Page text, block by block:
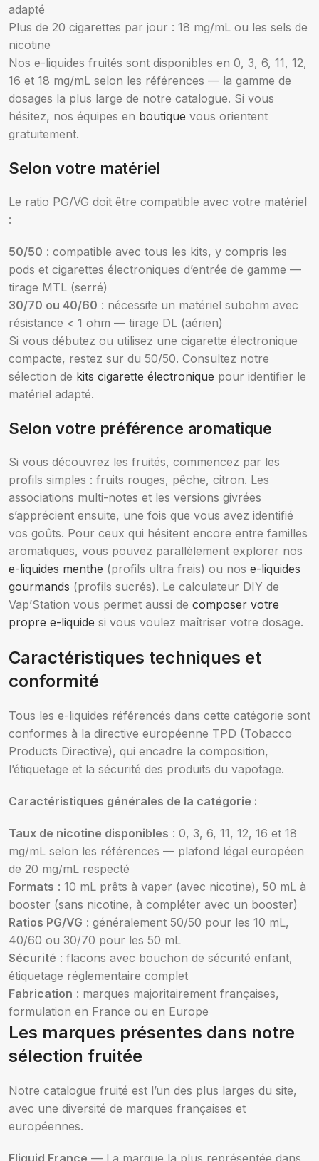
adapté
Plus de 20 cigarettes par jour : 18 mg/mL ou les sels de
nicotine
Nos e-liquides fruités sont disponibles en 0, 3, 6, 11, 12,
16 et 18 mg/mL selon les références — la gamme de
dosages la plus large de notre catalogue. Si vous
hésitez, nos équipes en boutique vous orientent
gratuitement.
Selon votre matériel
Le ratio PG/VG doit être compatible avec votre matériel
:
50/50 : compatible avec tous les kits, y compris les
pods et cigarettes électroniques d’entrée de gamme —
tirage MTL (serré)
30/70 ou 40/60 : nécessite un matériel subohm avec
résistance < 1 ohm — tirage DL (aérien)
Si vous débutez ou utilisez une cigarette électronique
compacte, restez sur du 50/50. Consultez notre
sélection de kits cigarette électronique pour identifier le
matériel adapté.
Selon votre préférence aromatique
Si vous découvrez les fruités, commencez par les
profils simples : fruits rouges, pêche, citron. Les
associations multi-notes et les versions givrées
s’apprécient ensuite, une fois que vous avez identifié
vos goûts. Pour ceux qui hésitent encore entre familles
aromatiques, vous pouvez parallèlement explorer nos
e-liquides menthe (profils ultra frais) ou nos e-liquides
gourmands (profils sucrés). Le calculateur DIY de
Vap’Station vous permet aussi de composer votre
propre e-liquide si vous voulez maîtriser votre dosage.
Caractéristiques techniques et
conformité
Tous les e-liquides référencés dans cette catégorie sont
conformes à la directive européenne TPD (Tobacco
Products Directive), qui encadre la composition,
l’étiquetage et la sécurité des produits du vapotage.
Caractéristiques générales de la catégorie :
Taux de nicotine disponibles : 0, 3, 6, 11, 12, 16 et 18
mg/mL selon les références — plafond légal européen
de 20 mg/mL respecté
Formats : 10 mL prêts à vaper (avec nicotine), 50 mL à
booster (sans nicotine, à compléter avec un booster)
Ratios PG/VG : généralement 50/50 pour les 10 mL,
40/60 ou 30/70 pour les 50 mL
Sécurité : flacons avec bouchon de sécurité enfant,
étiquetage réglementaire complet
Fabrication : marques majoritairement françaises,
formulation en France ou en Europe
Les marques présentes dans notre
sélection fruitée
Notre catalogue fruité est l’un des plus larges du site,
avec une diversité de marques françaises et
européennes.